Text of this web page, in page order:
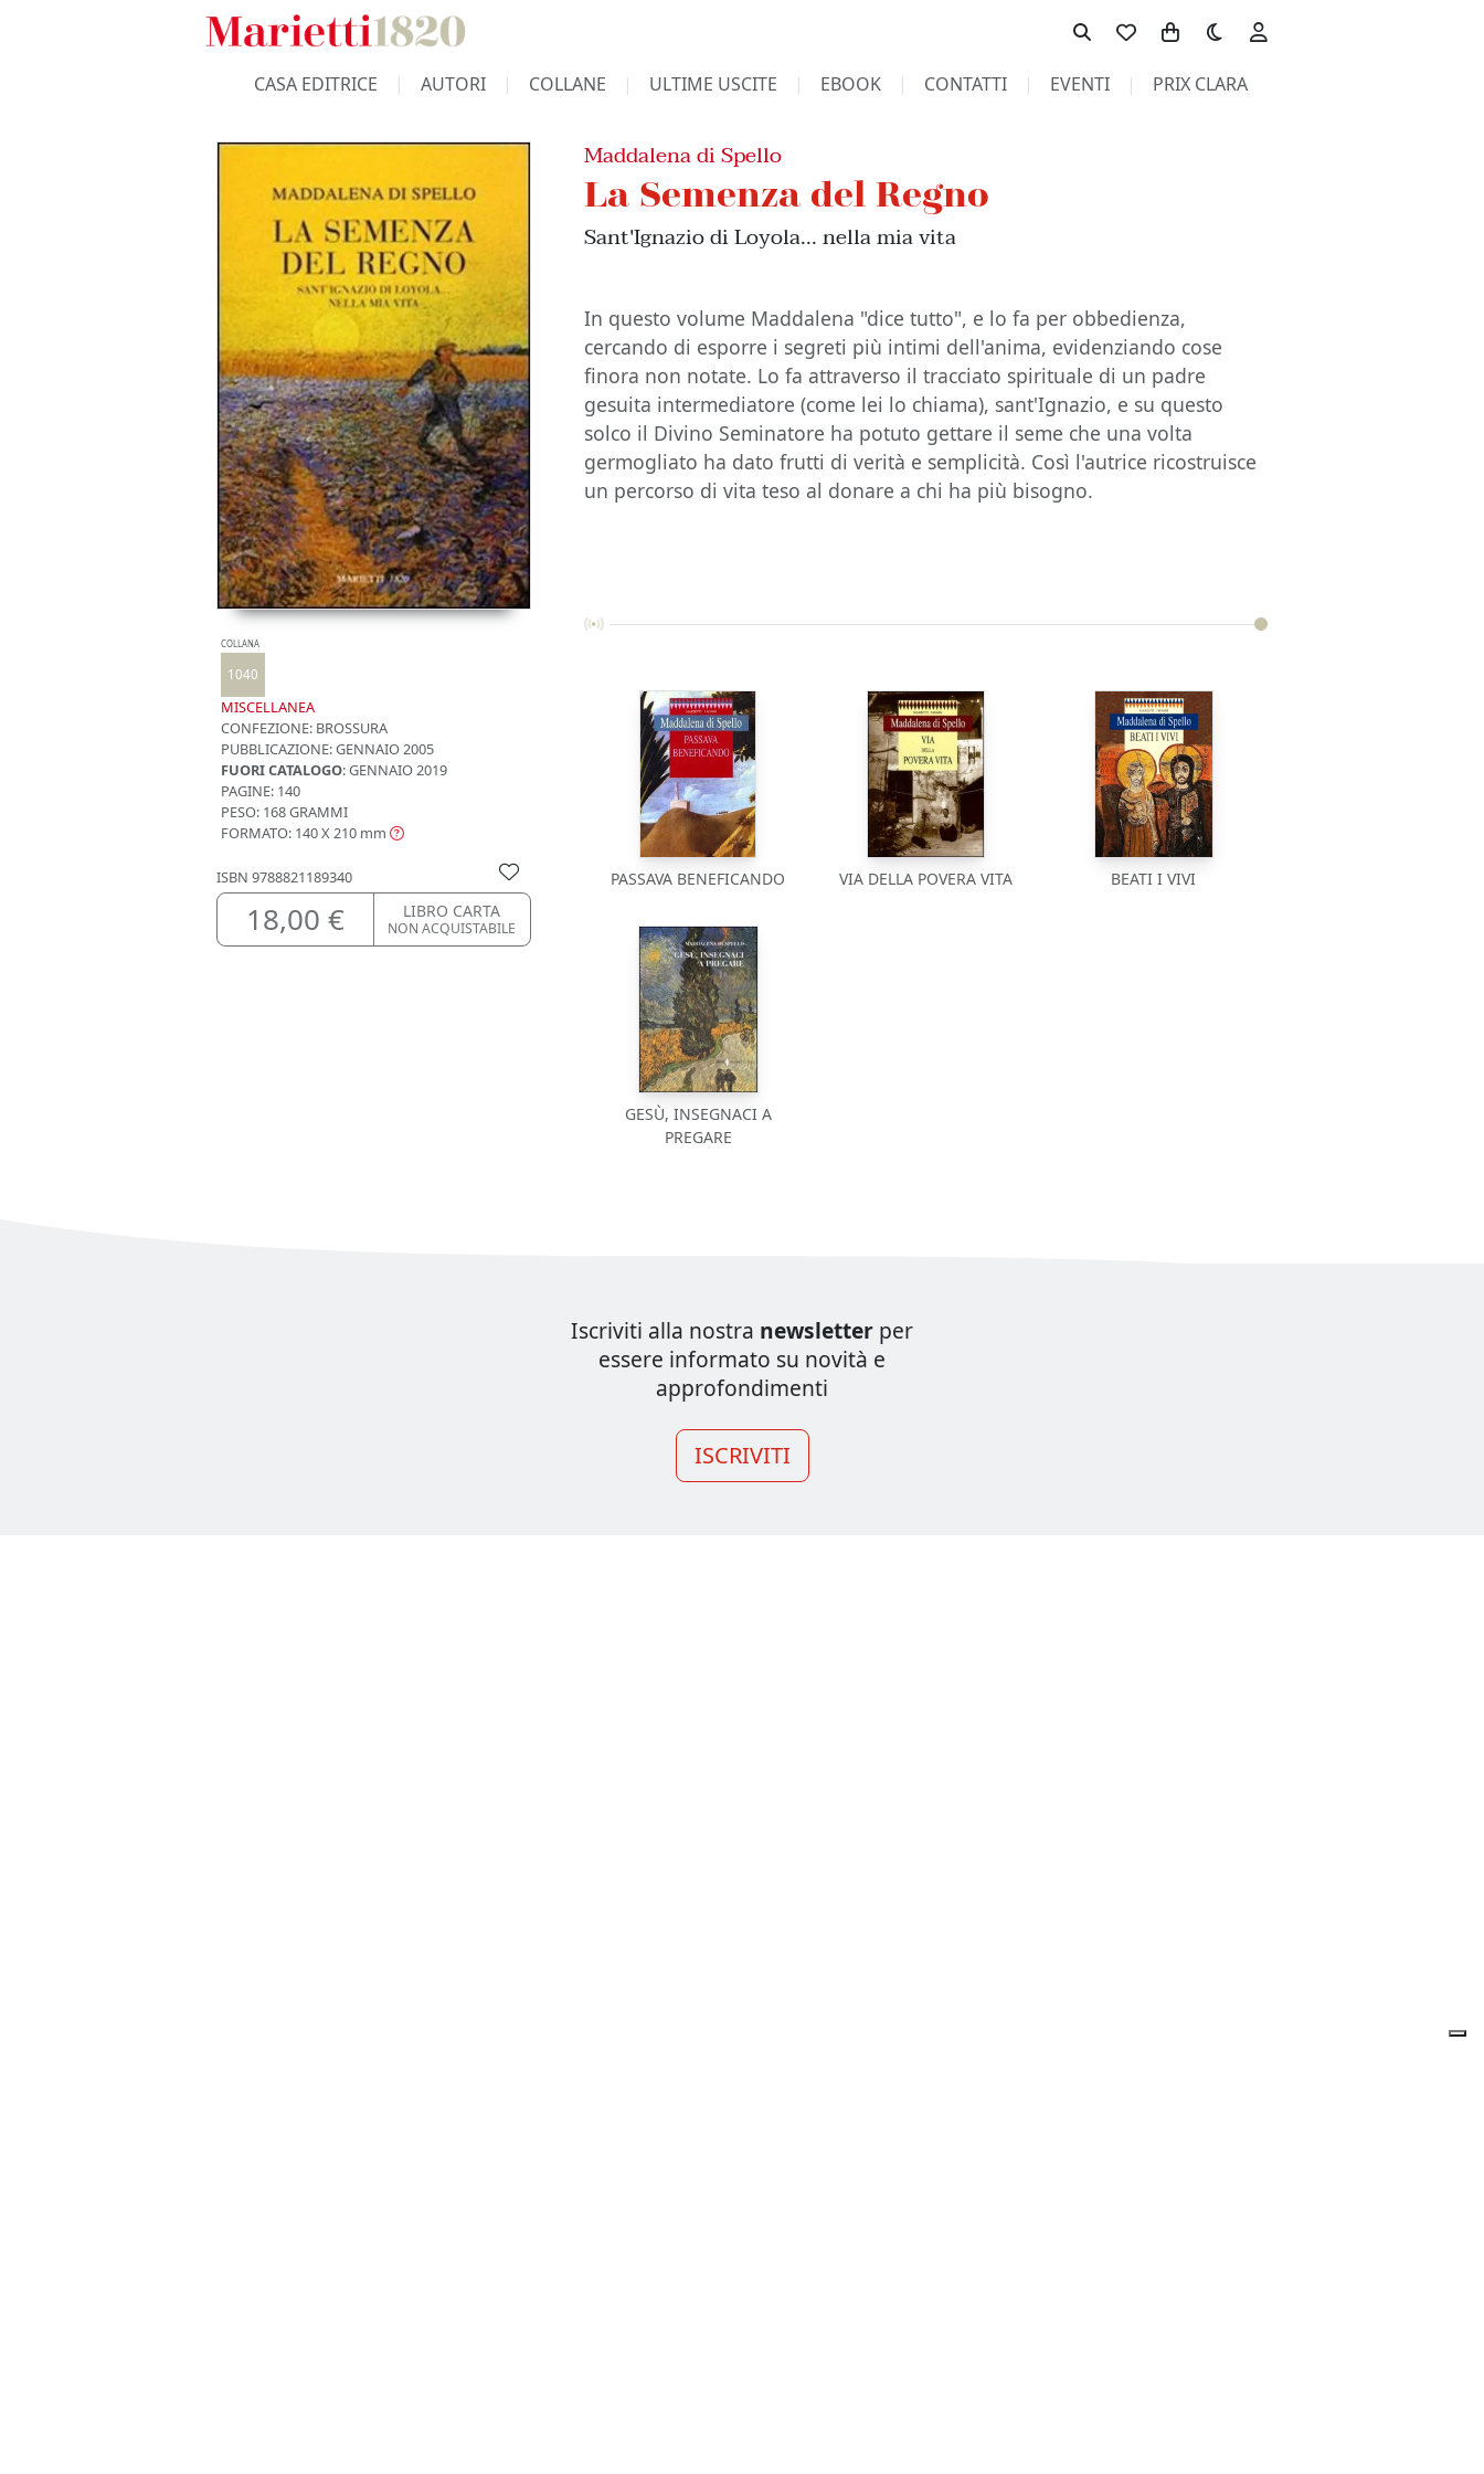
Toggle theme
CASA EDITRICE AUTORI COLLANE ULTIME USCITE EBOOK CONTATTI EVENTI PRIX CLARA
COLLANA
1040
MISCELLANEA
CONFEZIONE: BROSSURA
PUBBLICAZIONE:GENNAIO 2005
FUORI CATALOGO: GENNAIO 2019
PAGINE: 140
PESO: 168 GRAMMI
FORMATO: 140 X 210 mm
ISBN 9788821189340
18,00 € LIBRO CARTA
NON ACQUISTABILE
Maddalena di Spello
La Semenza del Regno
Sant'Ignazio di Loyola... nella mia vita
In questo volume Maddalena "dice tutto", e lo fa per obbedienza,
cercando di esporre i segreti più intimi dell'anima, evidenziando cose
finora non notate. Lo fa attraverso il tracciato spirituale di un padre
gesuita intermediatore (come lei lo chiama), sant'Ignazio, e su questo
solco il Divino Seminatore ha potuto gettare il seme che una volta
germogliato ha dato frutti di verità e semplicità. Così l'autrice ricostruisce
un percorso di vita teso al donare a chi ha più bisogno.
PASSAVA BENEFICANDO VIA DELLA POVERA VITA BEATI I VIVI
GESÙ, INSEGNACI A
PREGARE
Iscriviti alla nostra newsletter per
essere informato su novità e
approfondimenti
ISCRIVITI